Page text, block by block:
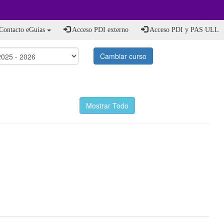
eGuias Acceso PDI externo Acceso PDI y PAS ULL
Cambiar curso
Mostrar Todo